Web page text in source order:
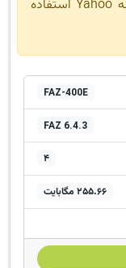
لطفا تا اطلاع ثانوی برای ثبت نام از دامنه Yahoo استفاده
FAZ-400E
FAZ 6.4.3
4
255.66 مگابایت